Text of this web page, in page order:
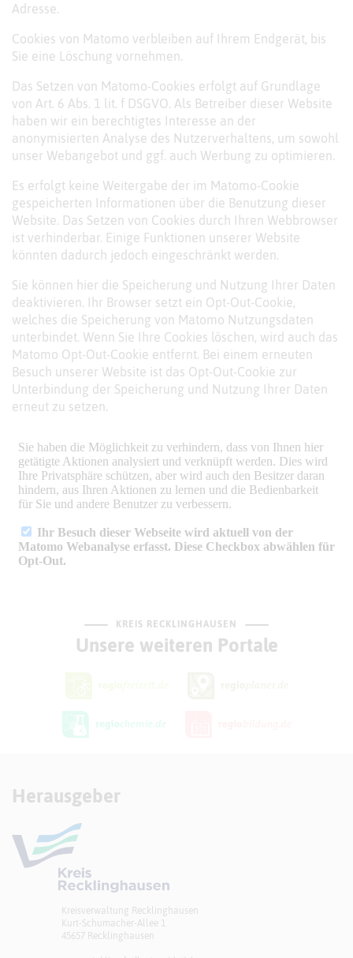
Adresse.
Cookies von Matomo verbleiben auf Ihrem Endgerät, bis
Sie eine Löschung vornehmen.
Das Setzen von Matomo-Cookies erfolgt auf Grundlage
von Art. 6 Abs. 1 lit. f DSGVO. Als Betreiber dieser Website
haben wir ein berechtigtes Interesse an der
anonymisierten Analyse des Nutzerverhaltens, um sowohl
unser Webangebot und ggf. auch Werbung zu optimieren.
Es erfolgt keine Weitergabe der im Matomo-Cookie
gespeicherten Informationen über die Benutzung dieser
Website. Das Setzen von Cookies durch Ihren Webbrowser
ist verhinderbar. Einige Funktionen unserer Website
könnten dadurch jedoch eingeschränkt werden.
Sie können hier die Speicherung und Nutzung Ihrer Daten
deaktivieren. Ihr Browser setzt ein Opt-Out-Cookie,
welches die Speicherung von Matomo Nutzungsdaten
unterbindet. Wenn Sie Ihre Cookies löschen, wird auch das
Matomo Opt-Out-Cookie entfernt. Bei einem erneuten
Besuch unserer Website ist das Opt-Out-Cookie zur
Unterbindung der Speicherung und Nutzung Ihrer Daten
erneut zu setzen.
KREIS RECKLINGHAUSEN
Unsere weiteren Portale
Herausgeber
Kreisverwaltung Recklinghausen
Kurt-Schumacher-Allee 1
45657 Recklinghausen